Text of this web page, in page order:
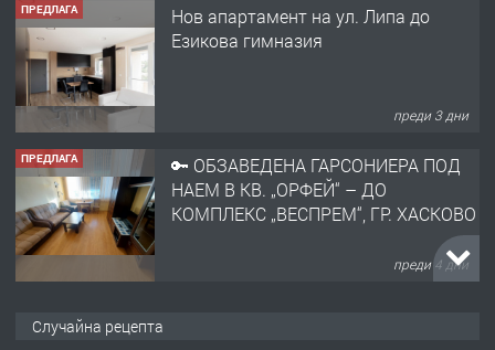
ПРЕДЛАГА
Нов апартамент на ул. Липа до
Езикова гимназия
преди 3 дни
ПРЕДЛАГА
🔑 ОБЗАВЕДЕНА ГАРСОНИЕРА ПОД
НАЕМ В КВ. „ОРФЕЙ“ – ДО
КОМПЛЕКС „ВЕСПРЕМ“, ГР. ХАСКОВО
преди 4 дни
Случайна рецепта